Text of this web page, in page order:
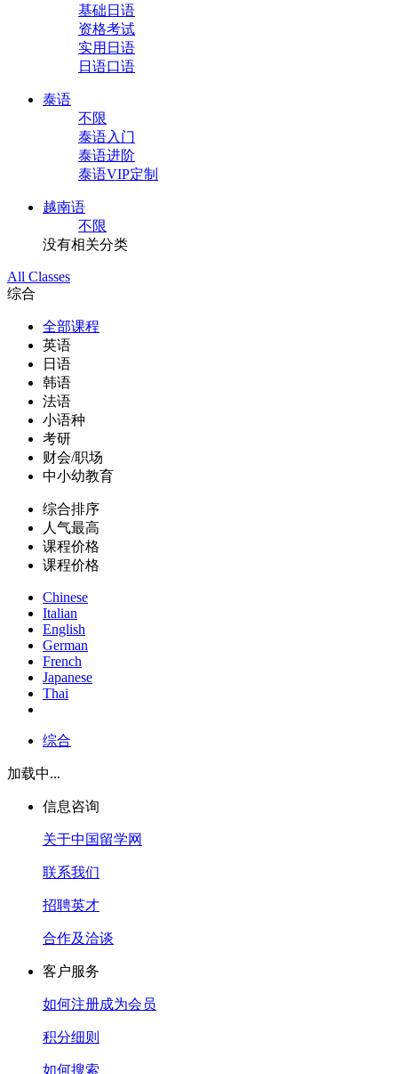
基础日语
资格考试
实用日语
日语口语
泰语
不限
泰语入门
泰语进阶
泰语VIP定制
越南语
不限
没有相关分类
All Classes
综合
全部课程
英语
日语
韩语
法语
小语种
考研
财会/职场
中小幼教育
综合排序
人气最高
课程价格
课程价格
Chinese
Italian
English
German
French
Japanese
Thai
综合
加载中...
信息咨询
关于中国留学网
联系我们
招聘英才
合作及洽谈
客户服务
如何注册成为会员
积分细则
如何搜索